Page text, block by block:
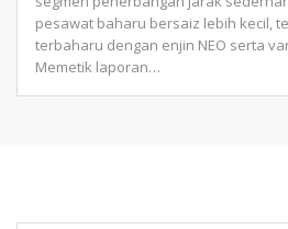
pesawat baharu bersaiz lebih kecil,
terbaharu dengan enjin NEO serta
Memetik laporan…